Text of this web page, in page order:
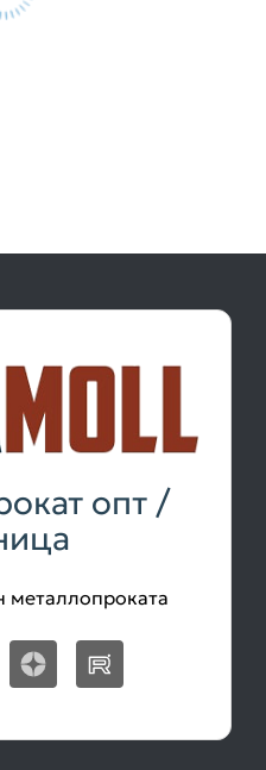
опт /
металлопроката